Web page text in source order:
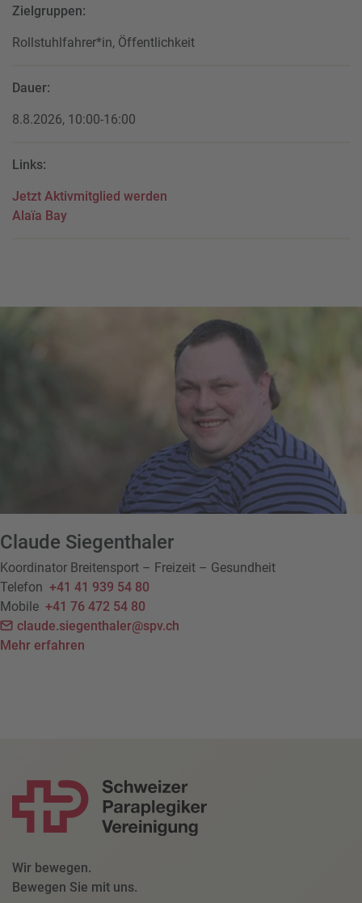
Zielgruppen:
Rollstuhlfahrer*in, Öffentlichkeit
Dauer:
8.8.2026, 10:00-16:00
Links:
Jetzt Aktivmitglied werden
Alaïa Bay
Claude Siegenthaler
Koordinator Breitensport – Freizeit – Gesundheit
Telefon +41 41 939 54 80
Mobile +41 76 472 54 80
claude.siegenthaler@spv.ch
Mehr erfahren
Wir bewegen.
Bewegen Sie mit uns.